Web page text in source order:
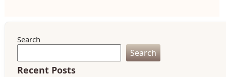
Search
Search
Recent Posts